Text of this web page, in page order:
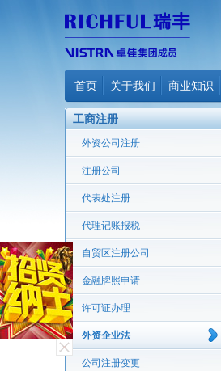
首页 关于我们 商业知识
工商注册
外资公司注册
注册公司
代表处注册
代理记账报税
自贸区注册公司
金融牌照申请
许可证办理
外资企业法
公司注册变更